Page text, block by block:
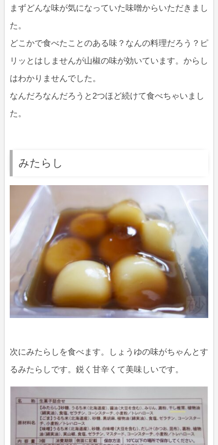
まずどんな味が気になっていた味噌からいただきまし
た。
どこかで食べたことのある味？なんの料理だろう？ピ
リッとはしませんが山椒の味が効いています。からし
はわかりませんでした。
なんだろなんだろうと2つほど続けて食べちゃいまし
た。
みたらし
次にみたらしを食べます。しょうゆの味がちゃんとす
るみたらしです。鋭く甘辛くて美味しいです。